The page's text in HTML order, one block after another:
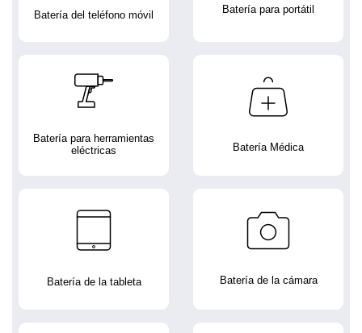
Batería del teléfono móvil Batería para portátil
Batería para herramientas
eléctricas
Batería Médica
Batería de la tableta Batería de la cámara